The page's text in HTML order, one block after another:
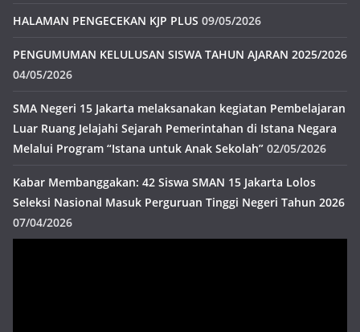
HALAMAN PENGECEKAN KJP PLUS 09/05/2026
PENGUMUMAN KELULUSAN SISWA TAHUN AJARAN 2025/2026
04/05/2026
SMA Negeri 15 Jakarta melaksanakan kegiatan Pembelajaran
Luar Ruang Jelajahi Sejarah Pemerintahan di Istana Negara
Melalui Program “Istana untuk Anak Sekolah” 02/05/2026
Kabar Membanggakan: 42 Siswa SMAN 15 Jakarta Lolos
Seleksi Nasional Masuk Perguruan Tinggi Negeri Tahun 2026
07/04/2026